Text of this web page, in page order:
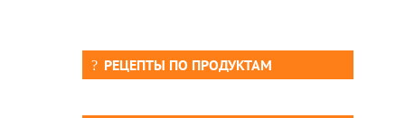
РЕЦЕПТЫ ПО ПРОДУКТАМ